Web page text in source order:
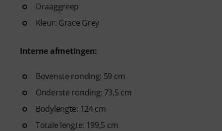
Draaggreep
Kleur: Grace Grey
Interne afmetingen:
Bovenste ronding: 59 cm
Onderste ronding: 73,5 cm
Bodylengte: 124 cm
Totale lengte: 199,5 cm